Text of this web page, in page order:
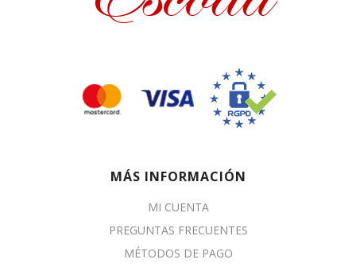
MÁS INFORMACIÓN
MI CUENTA
PREGUNTAS FRECUENTES
MÉTODOS DE PAGO